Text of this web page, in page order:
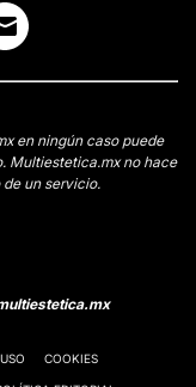
en ningún caso puede
Multiestetica.mx no hace
un servicio.
COOKIES